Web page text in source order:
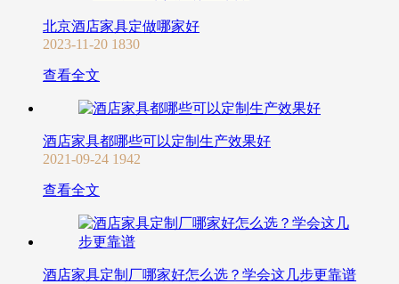
北京酒店家具定做哪家好
2023-11-20 1830
查看全文
酒店家具都哪些可以定制生产效果好
2021-09-24 1942
查看全文
酒店家具定制厂哪家好怎么选？学会这几步更靠谱